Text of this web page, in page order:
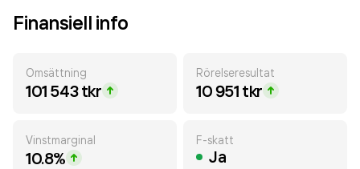
Finansiell info
Omsättning
101 543 tkr
Rörelseresultat
10 951 tkr
Vinstmarginal
10.8%
F-skatt
Ja